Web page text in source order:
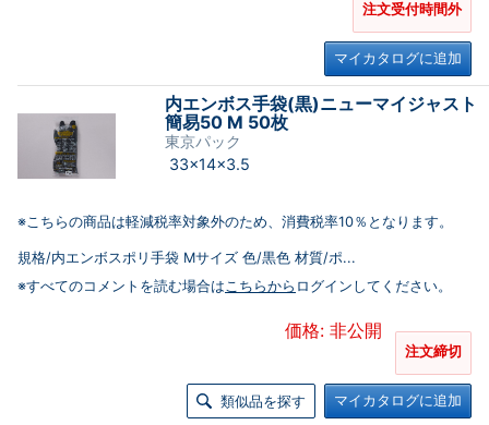
注文受付時間外
マイカタログに追加
内エンボス手袋(黒)ニューマイジャスト
簡易50 M 50枚
東京パック
33×14×3.5
※こちらの商品は軽減税率対象外のため、消費税率10％となります。
規格/内エンボスポリ手袋 Mサイズ 色/黒色 材質/ポ...
※すべてのコメントを読む場合はこちらから ログインしてください。
価格: 非公開
注文締切
類似品を探す マイカタログに追加